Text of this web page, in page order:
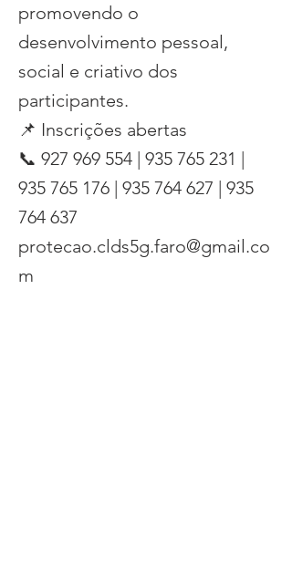
promovendo o
desenvolvimento pessoal,
social e criativo dos
participantes.
📌 Inscrições abertas
📞 927 969 554 | 935 765 231 |
935 765 176 | 935 764 627 | 935
764 637
protecao.clds5g.faro@gmail.co
m